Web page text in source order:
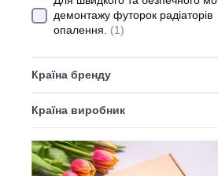
демонтажу футорок радіаторів
опалення.
(1)
Країна бренду
Країна виробник